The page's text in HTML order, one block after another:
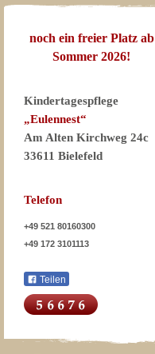
noch ein freier Platz ab
Sommer 2026!
Kindertagespflege
„Eulennest“
Am Alten Kirchweg 24c
33611 Bielefeld
Telefon
+49 521 80160300
+49 172 3101113
Teilen